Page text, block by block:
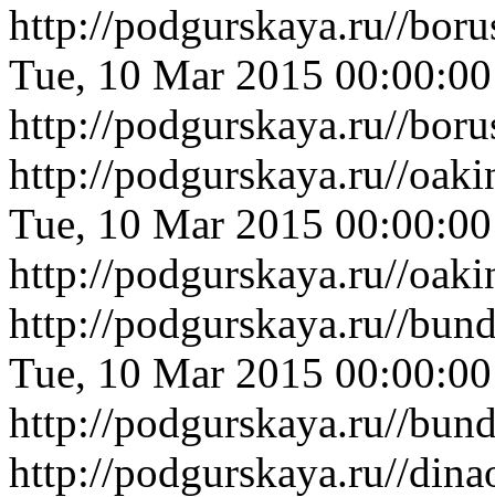
http://podgurskaya.ru//
Tue, 10 Mar 2015
http://podgurskaya.ru//
http://podgurskaya.ru//
Tue, 10 Mar 2015
http://podgurskaya.ru//
http://podgurskaya.ru//
Tue, 10 Mar 2015
http://podgurskaya.ru//
http://podgurskaya.ru//